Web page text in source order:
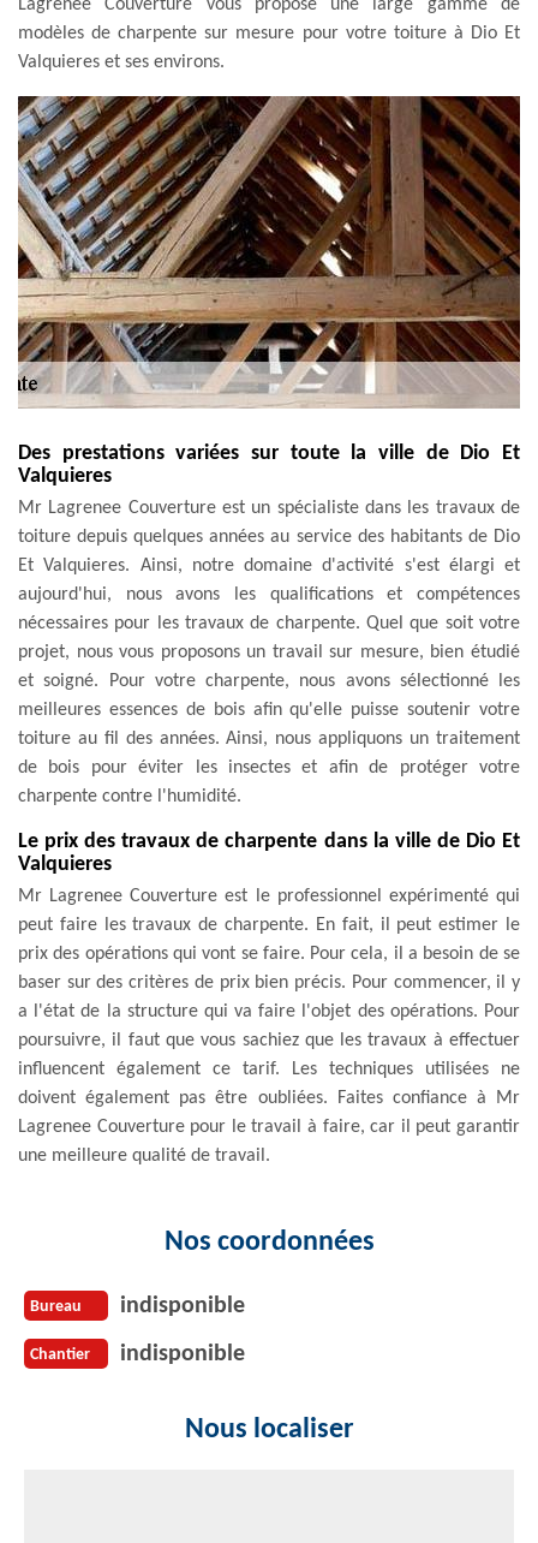
Lagrenee Couverture vous propose une large gamme de
modèles de charpente sur mesure pour votre toiture à Dio Et
Valquieres et ses environs.
Des prestations variées sur toute la ville de Dio Et
Valquieres
Mr Lagrenee Couverture est un spécialiste dans les travaux de
toiture depuis quelques années au service des habitants de Dio
Et Valquieres. Ainsi, notre domaine d'activité s'est élargi et
aujourd'hui, nous avons les qualifications et compétences
nécessaires pour les travaux de charpente. Quel que soit votre
projet, nous vous proposons un travail sur mesure, bien étudié
et soigné. Pour votre charpente, nous avons sélectionné les
meilleures essences de bois afin qu'elle puisse soutenir votre
toiture au fil des années. Ainsi, nous appliquons un traitement
de bois pour éviter les insectes et afin de protéger votre
charpente contre l'humidité.
Le prix des travaux de charpente dans la ville de Dio Et
Valquieres
Mr Lagrenee Couverture est le professionnel expérimenté qui
peut faire les travaux de charpente. En fait, il peut estimer le
prix des opérations qui vont se faire. Pour cela, il a besoin de se
baser sur des critères de prix bien précis. Pour commencer, il y
a l'état de la structure qui va faire l'objet des opérations. Pour
poursuivre, il faut que vous sachiez que les travaux à effectuer
influencent également ce tarif. Les techniques utilisées ne
doivent également pas être oubliées. Faites confiance à Mr
Lagrenee Couverture pour le travail à faire, car il peut garantir
une meilleure qualité de travail.
Nos coordonnées
Bureau indisponible
Chantier indisponible
Nous localiser